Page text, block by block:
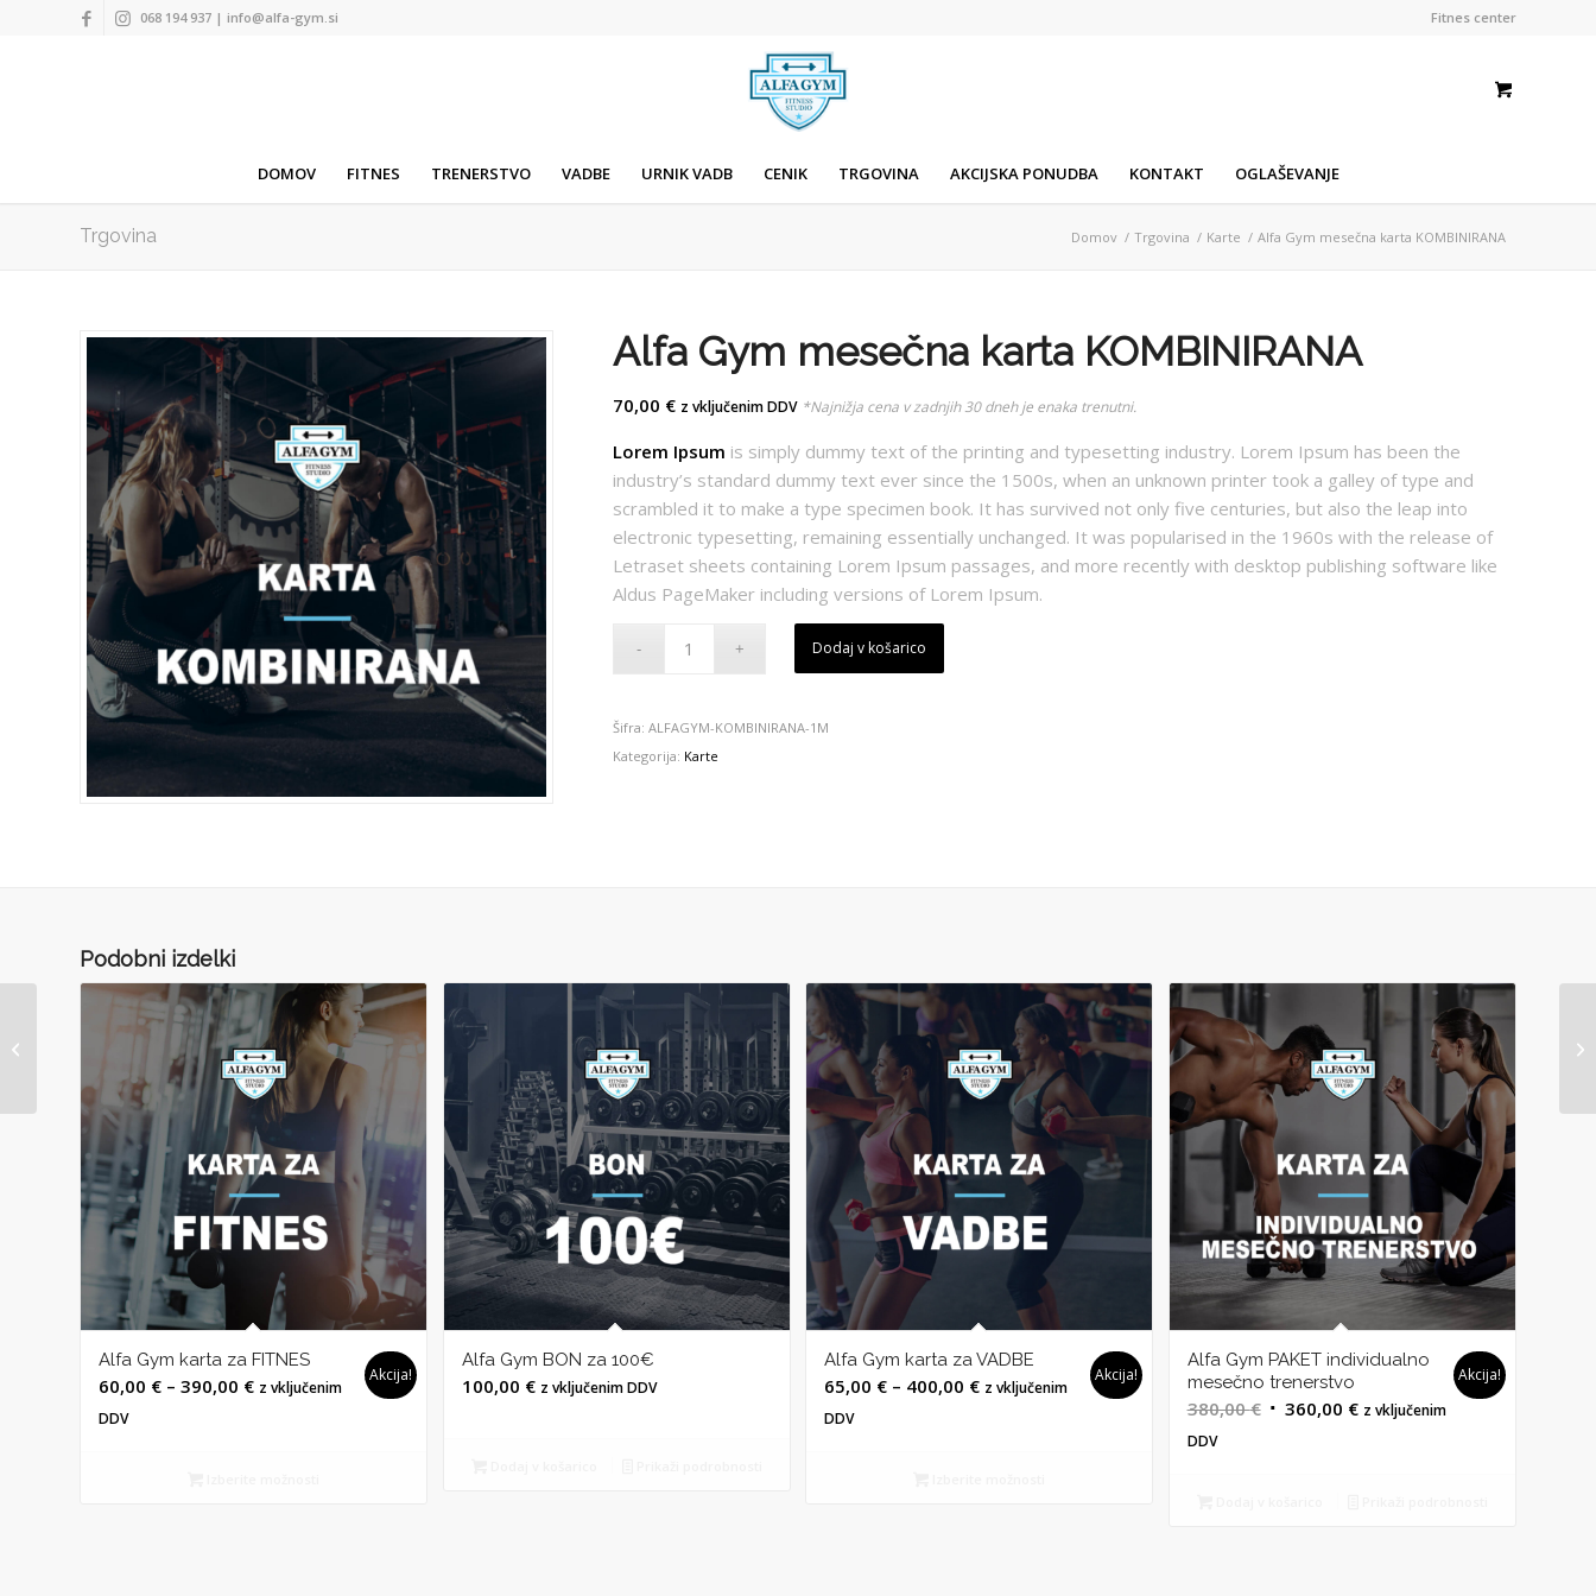
Fitnes center
068 194 937 | info@alfa-gym.si
DOMOV FITNES TRENERSTVO VADBE URNIK VADB CENIK TRGOVINA AKCIJSKA PONUDBA KONTAKT OGLAŠEVANJE
Trgovina Domov / Trgovina / Karte / Alfa Gym mesečna karta KOMBINIRANA
Alfa Gym mesečna karta KOMBINIRANA
70,00 € z vključenim DDV *Najnižja cena v zadnjih 30 dneh je enaka trenutni.
Lorem Ipsum is simply dummy text of the printing and typesetting industry. Lorem Ipsum has been the
industry’s standard dummy text ever since the 1500s, when an unknown printer took a galley of type and
scrambled it to make a type specimen book. It has survived not only five centuries, but also the leap into
electronic typesetting, remaining essentially unchanged. It was popularised in the 1960s with the release of
Letraset sheets containing Lorem Ipsum passages, and more recently with desktop publishing software like
Aldus PageMaker including versions of Lorem Ipsum.
Dodaj v košarico
Šifra:ALFAGYM-KOMBINIRANA-1M
Kategorija: Karte
Podobni izdelki
Alfa Gym karta za FITNES
60,00 € – 390,00 €Cenovni
z vključenim
DDV
Akcija!
Alfa Gym BON za 100€
100,00 € z vključenim DDV
Alfa Gym karta za VADBE
65,00 € – 400,00 €Cenovni
z vključenim
DDV
Akcija!
Alfa Gym PAKET individualno
mesečno trenerstvo
380,00€ Izvirna
360,00 €Trenutna
z vključenim
DDV
Akcija!
Alfa Gym karta za